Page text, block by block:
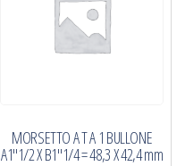
MORSETTO A T A 1 BULLONE
A1″1/2 X B1″1/4 = 48,3 X 42,4 mm